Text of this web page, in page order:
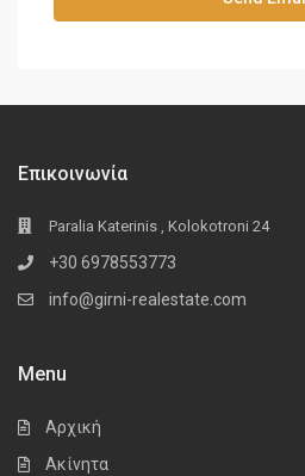
Επικοινωνία
Paralia Katerinis , Kolokotroni 24
+30 6978553773
info@girni-realestate.com
Menu
Αρχική
Ακίνητα